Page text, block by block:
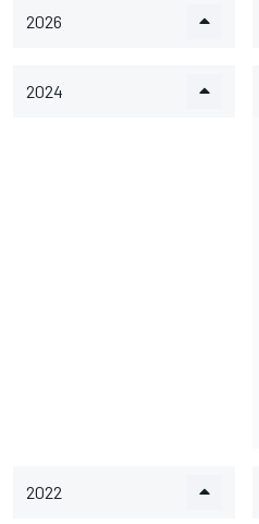
2026
2024
2022